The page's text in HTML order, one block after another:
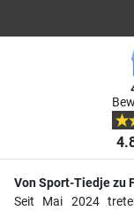
Von Sport-Tiedje zu
Seit Mai 2024